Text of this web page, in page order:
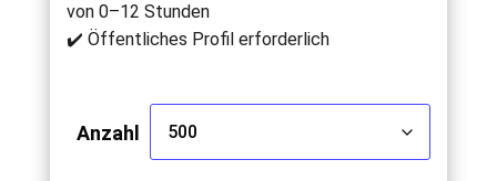
von 0–12 Stunden
✔️ Öffentliches Profil erforderlich
Anzahl